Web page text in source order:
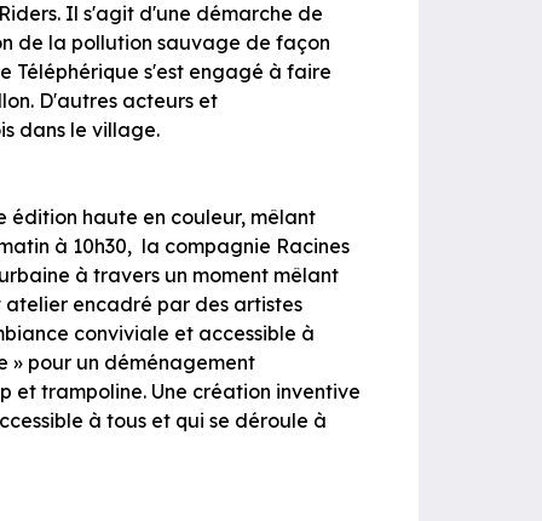
Il s'agit d'une démarche de
de la pollution sauvage de façon
Téléphérique s'est engagé à faire
D'autres acteurs et
dans le village.
édition haute en couleur, mêlant
à 10h30, la compagnie Racines
à travers un moment mêlant
atelier encadré par des artistes
conviviale et accessible à
» pour un déménagement
et trampoline. Une création inventive
à tous et qui se déroule à